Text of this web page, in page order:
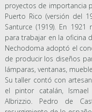
proyectos de importancia
Puerto Rico (versión del
Santurce (1919). En
para trabajar en la oficina
Nechodoma adoptó el
de producir los diseños
lámparas, ventanas,
Su taller contó con
el pintor catalán, Ismael
Albrizzio. Pedro de